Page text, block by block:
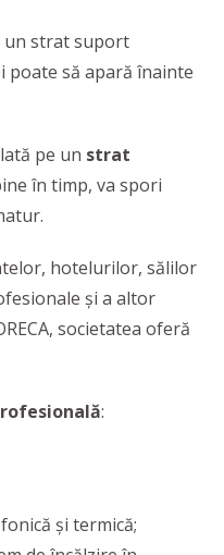
un strat suport
poate să apară înainte
pe un strat
în timp, va spori
hotelurilor, sălilor
și a altor
societatea oferă
:
și termică;